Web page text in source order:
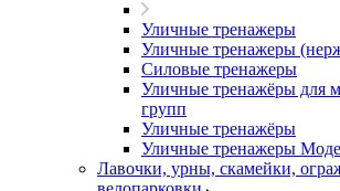
Уличные тренажеры
Уличные тренажеры
Силовые тренажеры
Уличные тренажёры для
групп
Уличные тренажёры
Уличные тренажеры
Лавочки, урны, скамейки,